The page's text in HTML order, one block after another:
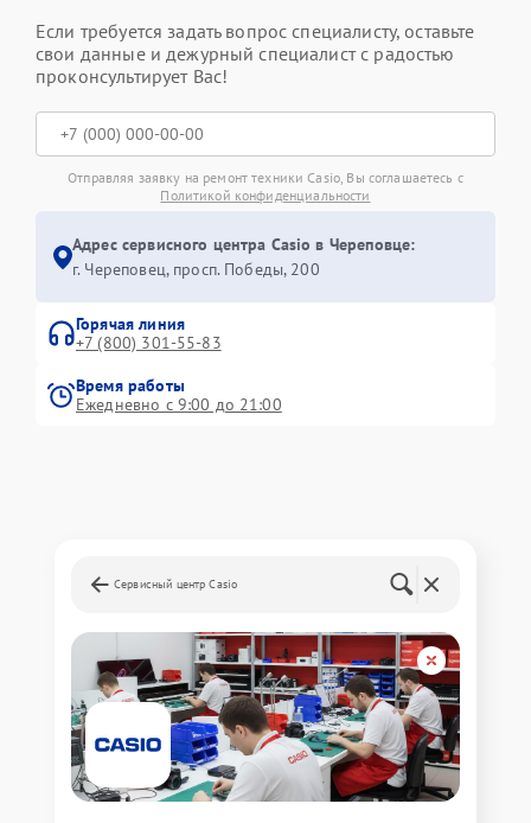
Если требуется задать вопрос специалисту, оставьте
свои данные и дежурный специалист с радостью
проконсультирует Вас!
Отправляя заявку на ремонт техники Casio, Вы соглашаетесь с
Политикой конфиденциальности
Адрес сервисного центра Casio в Череповце:
г. Череповец, просп. Победы, 200
Горячая линия
+7 (800) 301-55-83
Время работы
Ежедневно с 9:00 до 21:00
Сервисный центр Casio